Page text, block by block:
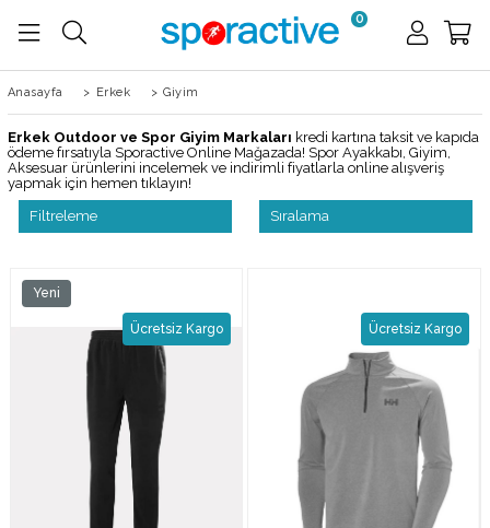
0
Anasayfa > Erkek > Giyim
Erkek Outdoor ve Spor Giyim Markaları kredi kartına taksit ve kapıda
ödeme fırsatıyla Sporactive Online Mağazada! Spor Ayakkabı, Giyim,
Aksesuar ürünlerini incelemek ve indirimli fiyatlarla online alışveriş
yapmak için hemen tıklayın!
Filtreleme
Sıralama
Ücretsiz Kargo
Yeni
Ücretsiz Kargo